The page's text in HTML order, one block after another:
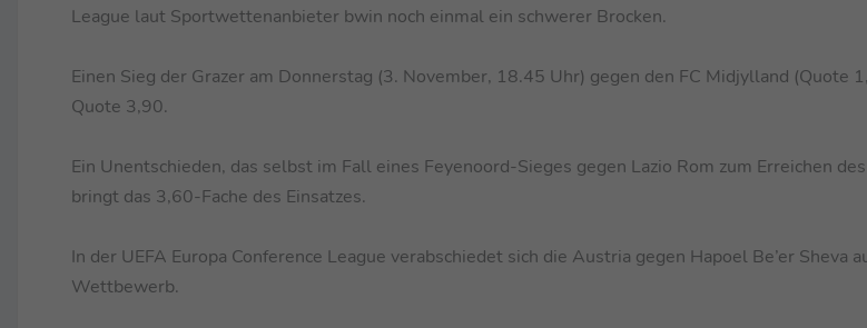
League laut Sportwettenanbieter bwin noch einmal ein schwerer Brocken.
Einen Sieg der Grazer am Donnerstag (3. November, 18.45 Uhr) gegen den FC Midjylland (Quote
Quote 3,90.
Ein Unentschieden, das selbst im Fall eines Feyenoord-Sieges gegen Lazio Rom zum Erreichen
bringt das 3,60-Fache des Einsatzes.
In der UEFA Europa Conference League verabschiedet sich die Austria gegen Hapoel Be’er Sheva
Wettbewerb.